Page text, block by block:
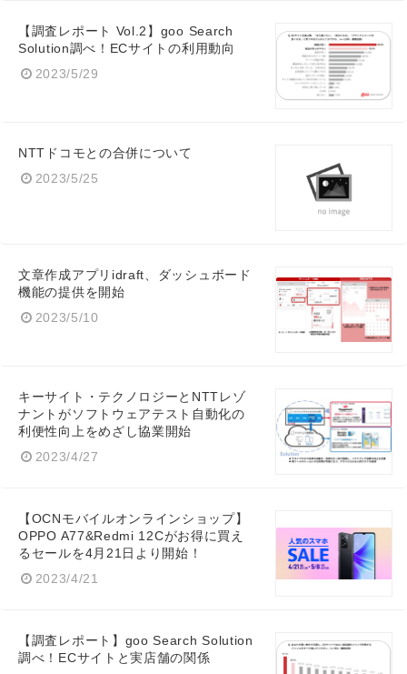
【調査レポート Vol.2】goo Search
Solution調べ！ECサイトの利用動向
2023/5/29
NTTドコモとの合併について
2023/5/25
文章作成アプリidraft、ダッシュボード
機能の提供を開始
2023/5/10
キーサイト・テクノロジーとNTTレゾ
ナントがソフトウェアテスト自動化の
利便性向上をめざし協業開始
2023/4/27
【OCNモバイルオンラインショップ】
OPPO A77&Redmi 12Cがお得に買え
るセールを4月21日より開始！
2023/4/21
【調査レポート】goo Search Solution
調べ！ECサイトと実店舗の関係
Japanese